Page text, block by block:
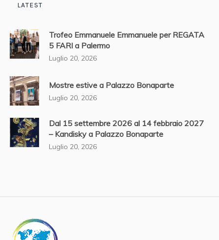
LATEST
Trofeo Emmanuele Emmanuele per REGATA
5 FARI a Palermo
Luglio 20, 2026
Mostre estive a Palazzo Bonaparte
Luglio 20, 2026
Dal 15 settembre 2026 al 14 febbraio 2027
– Kandisky a Palazzo Bonaparte
Luglio 20, 2026